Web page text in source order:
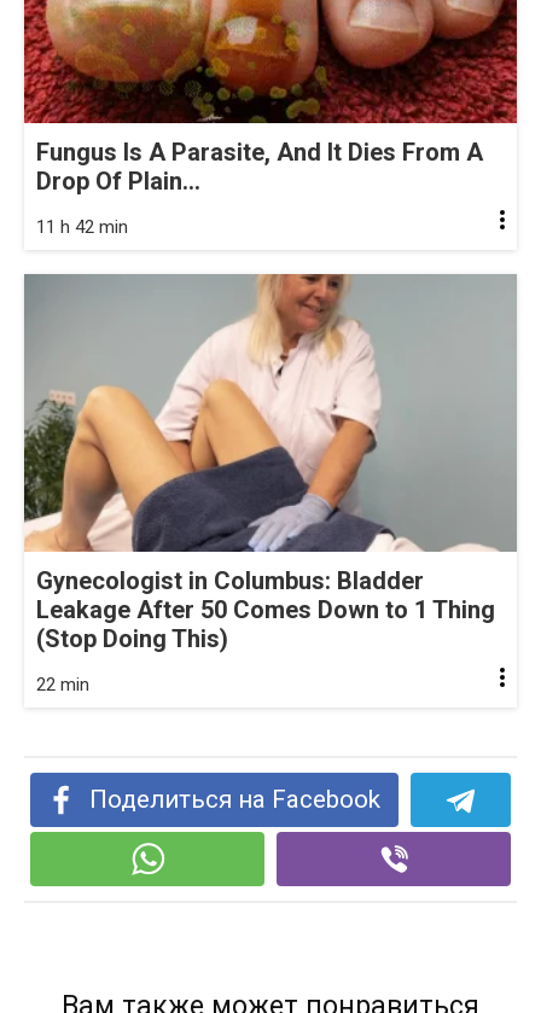
Fungus Is A Parasite, And It Dies From A
Drop Of Plain...
11 h 42 min
Gynecologist in Columbus: Bladder
Leakage After 50 Comes Down to 1 Thing
(Stop Doing This)
22 min
Поделиться на Facebook
Вам также может понравиться